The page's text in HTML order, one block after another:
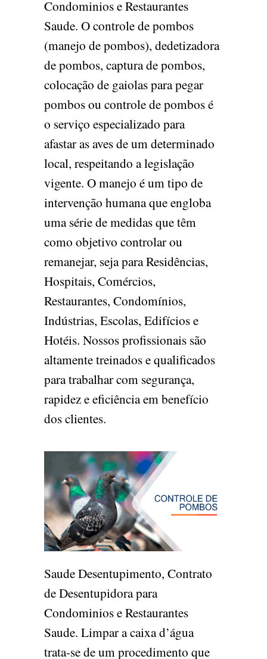
Condominios e Restaurantes
Saude. O controle de pombos
(manejo de pombos), dedetizadora
de pombos, captura de pombos,
colocação de gaiolas para pegar
pombos ou controle de pombos é
o serviço especializado para
afastar as aves de um determinado
local, respeitando a legislação
vigente. O manejo é um tipo de
intervenção humana que engloba
uma série de medidas que têm
como objetivo controlar ou
remanejar, seja para Residências,
Hospitais, Comércios,
Restaurantes, Condomínios,
Indústrias, Escolas, Edifícios e
Hotéis. Nossos profissionais são
altamente treinados e qualificados
para trabalhar com segurança,
rapidez e eficiência em benefício
dos clientes.
Saude Desentupimento, Contrato
de Desentupidora para
Condominios e Restaurantes
Saude. Limpar a caixa d’água
trata-se de um procedimento que